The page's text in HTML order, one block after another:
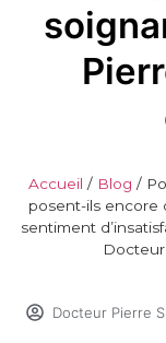
Accueil / Blog /
posent-ils encore
sentiment
Docteur Pierre